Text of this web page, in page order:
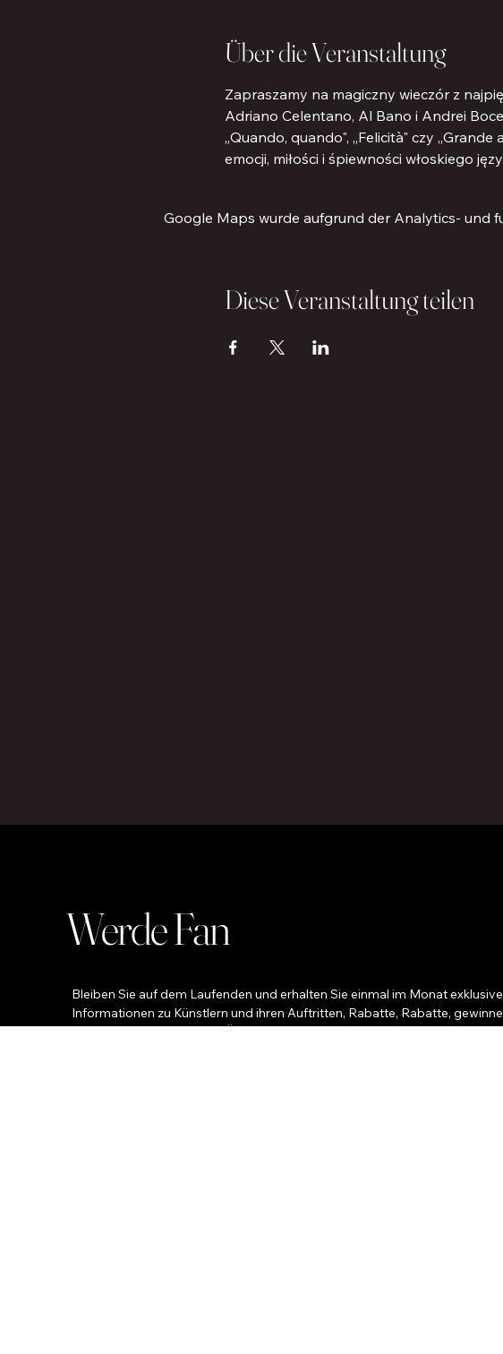
Über die Veranstaltung
Zapraszamy na magiczny wieczór z
Adriano Celentano, Al Bano i Andrei
„Quando, quando", „Felicità" czy
emocji, miłości i śpiewności włoskiego
Google Maps wurde aufgrund der Analytics- und
Diese Veranstaltung teilen
Werde Fan
Bleiben Sie auf dem Laufenden und erhalten Sie einmal im Monat exklusive
Informationen zu Künstlern und ihren Auftritten, Rabatte, Rabatte,